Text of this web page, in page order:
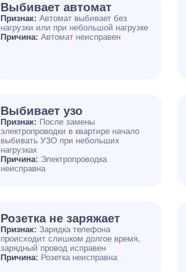
Выбивает автомат
Признак:Автомат выбивает без
нагрузки или при небольшой нагрузке
Причина:Автомат неисправен
Выбивает узо
Признак: После замены
электропроводки в квартире начало
выбивать УЗО при небольших
нагрузках
Причина: Электропроводка
неисправна
Розетка не заряжает
Признак: Зарядка телефона
происходит слишком долгое время,
зарядный провод исправен
Причина: Розетка неисправна